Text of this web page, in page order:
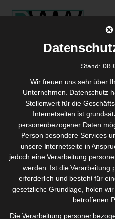
Der
Agil in die Digitale
richtigen
Stand:
Wir freuen uns sehr über
Unternehmen. Datenschutz
Stellenwert für die
Internetseiten ist
personenbezogener Daten
Person besondere Services
unsere Internetseite in
jedoch eine Verarbeitung
werden. Ist die Verarbeitung
erforderlich und besteht für
gesetzliche Grundlage, holen
betroffenen
Die Verarbeitung